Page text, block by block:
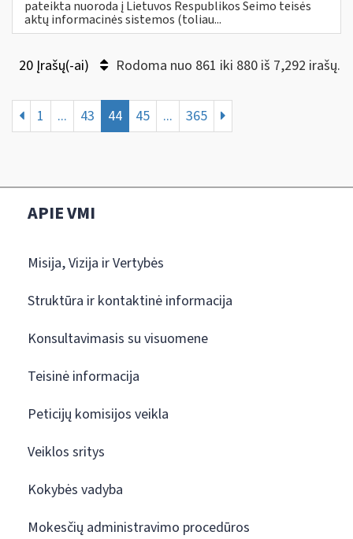
pateikta nuoroda į Lietuvos Respublikos Seimo teisės
aktų informacinės sistemos (toliau...
20 Įrašų(-ai) Rodoma nuo 861 iki 880 iš 7,292 irašų.
1 ... 43 44 45 ... 365
APIE VMI
Misija, Vizija ir Vertybės
Struktūra ir kontaktinė informacija
Konsultavimasis su visuomene
Teisinė informacija
Peticijų komisijos veikla
Veiklos sritys
Kokybės vadyba
Mokesčių administravimo procedūros